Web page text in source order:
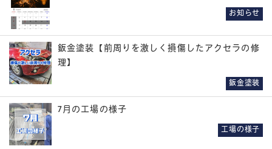
お知らせ
鈑金塗装【前周りを激しく損傷したアクセラの修
理】
鈑金塗装
7月の工場の様子
工場の様子